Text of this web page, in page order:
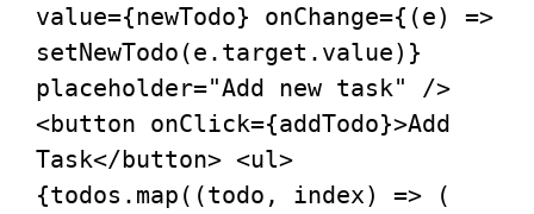
value={newTodo} onChange={(e)
=>
setNewTodo(e.target.value)}
<button onClick={addTodo}>Add
Task</button> <ul>